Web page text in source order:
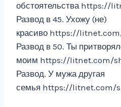
обстоятельства https://
Развод в 45. Ухожу (не)
красиво https://
Развод в 50. Ты
моим https://litnet.com/
Развод. У мужа другая
семья https://litnet.com/